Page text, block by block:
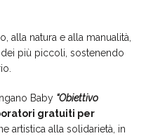
alla natura e alla manualità,
più piccoli, sostenendo
Baby “Obiettivo
gratuiti per
artistica alla solidarietà, in